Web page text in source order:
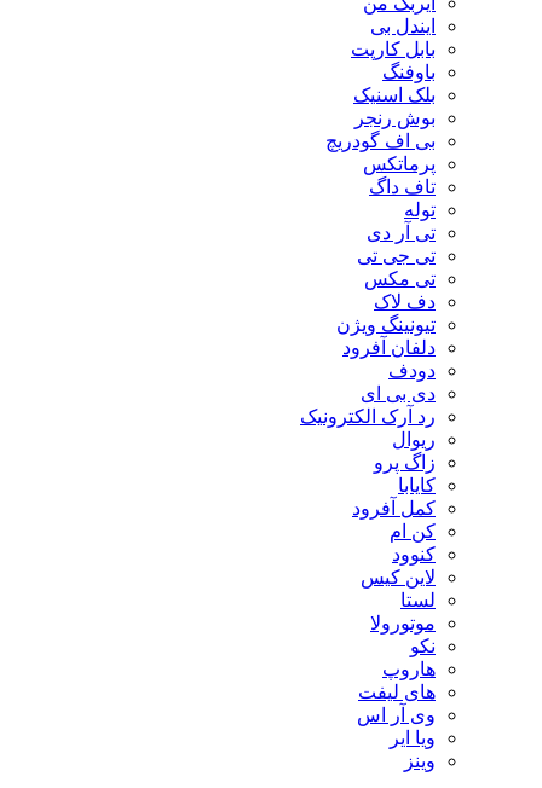
ایندل بی
بابل کارپت
باوفنگ
بلک اسنیک
بوش رنجر
بی اف گودریچ
پرماتکس
تاف داگ
توله
تی آر دی
تی جی تی
تی مکس
دف لاک
تیونینگ ویژن
دلفان آفرود
دودف
دی بی ای
رد آرک الکترونیک
ریوال
زاگ پرو
کایابا
کمل آفرود
کن ام
کنوود
لاین کیس
لستا
موتورولا
نکو
هاروپ
های لیفت
وی آر اس
ویا ایر
وینز